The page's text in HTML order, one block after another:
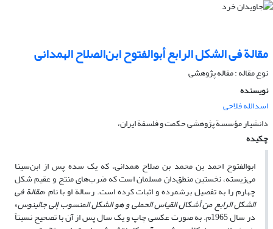
مقالة فی الشکل الرابع أبوالفتوح ابن‌الصلاح الهمدانی
نوع مقاله : مقاله پژوهشی
نویسنده
اسدالله فلاحی
دانشیار مؤسسة پژوهشی حکمت و فلسفة ایران،
چکیده
ابوالفتوح احمد بن محمد بن صلاح همدانی، که یک سده پس از ابن‌سینا
می‌زیسته، نخستین منطق‌دان مسلمان است که ضرب‌های منتج و عقیم شکل
چهارم را به تفصیل برشمرده و اثبات کرده است. رسالة او با نام «مقالة فی
الشکل الرابع من أشکال القیاس الحملی و هو الشکل المنسوب إلی جالینوس»
در سال 1965م. به صورت عکسی چاپ و یک سال پس از آن با تصحیح نسبتاً